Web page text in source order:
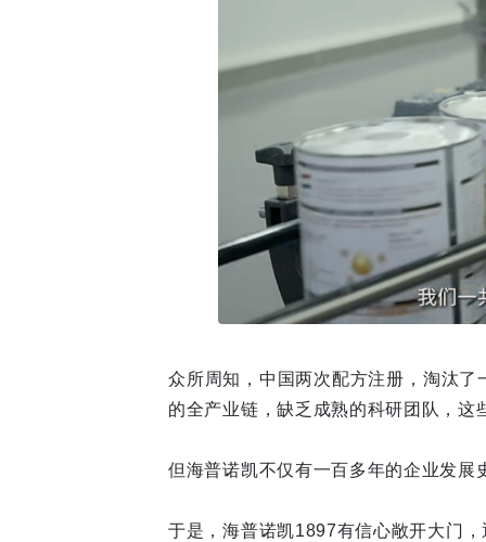
众所周知，中国两次配方注册，淘汰
的全产业链，缺乏成熟的科研团队，
但海普诺凯不仅有一百多年的企业发
于是，海普诺凯1897有信心敞开大门